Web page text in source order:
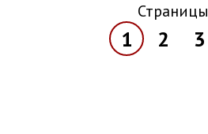
Страницы
1 2 3